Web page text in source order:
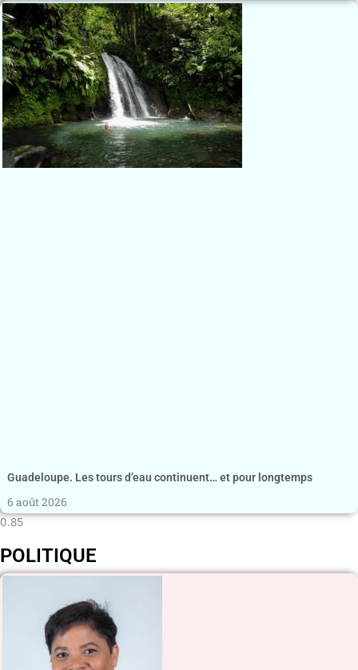
Guadeloupe. Les tours d’eau continuent… et pour longtemps
6 août 2026
POLITIQUE